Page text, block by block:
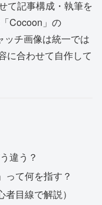
て記事構成・執筆を
Cocoon」の
ッチ画像は統一では
に合わせて自作して
違う？
って何を指す？
目線で解説）